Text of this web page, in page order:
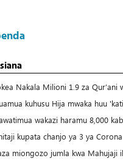
Nakala Milioni 1.9 za Qur’ani
kuhusu Hija mwaka huu
wakazi haramu 8,000
kupata chanjo ya 3 ya
miongozo jumla kwa Mahujaji